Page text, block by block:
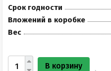
Срок годности
Вложений в коробке
Вес
В корзину